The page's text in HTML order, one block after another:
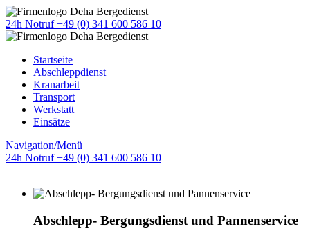
24h Notruf +49 (0) 341 600 586 10
Startseite
Abschleppdienst
Kranarbeit
Transport
Werkstatt
Einsätze
Navigation/Menü
24h Notruf +49 (0) 341 600 586 10
Abschlepp- Bergungsdienst und Pannenservice